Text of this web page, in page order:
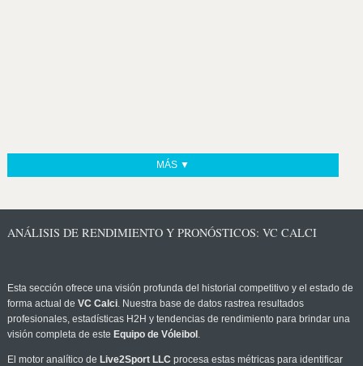
MÁS ▼
ANÁLISIS DE RENDIMIENTO Y PRONÓSTICOS: VC CALCI
Esta sección ofrece una visión profunda del historial competitivo y el estado de
forma actual de VC Calci. Nuestra base de datos rastrea resultados
profesionales, estadísticas H2H y tendencias de rendimiento para brindar una
visión completa de este Equipo de Vóleibol .
El motor analítico de Live2Sport LLC procesa estas métricas para identificar